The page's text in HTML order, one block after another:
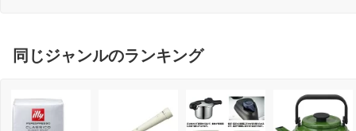
同じジャンルのランキング